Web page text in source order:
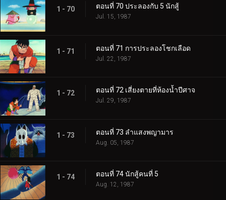
1 - 70 ตอนที่ 70 ประลองกับ 5 นักสู้
Jul. 15, 1987
1 - 71 ตอนที่ 71 การประลองโชกเลือด
Jul. 22, 1987
1 - 72 ตอนที่ 72 เสี่ยงตายที่ห้องน้ำปีศาจ
Jul. 29, 1987
1 - 73 ตอนที่ 73 ลำแสงพญามาร
Aug. 05, 1987
1 - 74 ตอนที่ 74 นักสู้คนที่ 5
Aug. 12, 1987